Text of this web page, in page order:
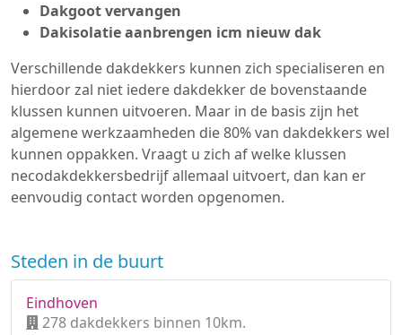
Dakgoot vervangen
Dakisolatie aanbrengen icm nieuw dak
Verschillende dakdekkers kunnen zich specialiseren en
hierdoor zal niet iedere dakdekker de bovenstaande
klussen kunnen uitvoeren. Maar in de basis zijn het
algemene werkzaamheden die 80% van dakdekkers wel
kunnen oppakken. Vraagt u zich af welke klussen
necodakdekkersbedrijf allemaal uitvoert, dan kan er
eenvoudig contact worden opgenomen.
Steden in de buurt
Eindhoven
278 dakdekkers binnen 10km.